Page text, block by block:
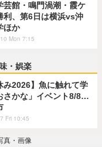
芸館・鳴門渦潮・霞ケ
利、第6日は横浜vs沖
ほか
Mon 7:15
・娯楽
み2026】魚に触れて学
さかな」イベント8/8…
Fri 10:45
真・画像